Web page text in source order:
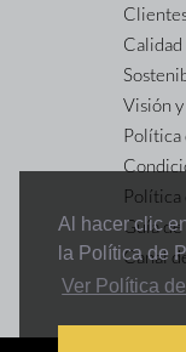
Al hacer clic
la Política de
Ver Política
Calidad
Visión
Política
Política
Guía
Canal